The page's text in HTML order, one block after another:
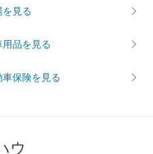
19.4km/L
22.4km/L 22.9km/
を見る
品を見る
保険を見る
ウ